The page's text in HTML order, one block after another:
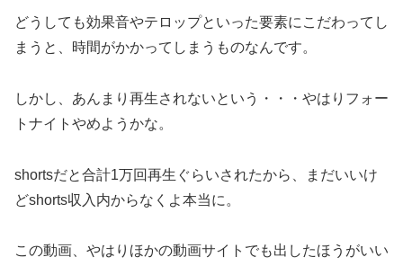
どうしても効果音やテロップといった要素にこだわってし
まうと、時間がかかってしまうものなんです。
しかし、あんまり再生されないという・・・やはりフォー
トナイトやめようかな。
shortsだと合計1万回再生ぐらいされたから、まだいいけ
どshorts収入内からなくよ本当に。
この動画、やはりほかの動画サイトでも出したほうがいい